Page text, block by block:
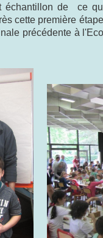
échantillon de ce
cette première
précédente à